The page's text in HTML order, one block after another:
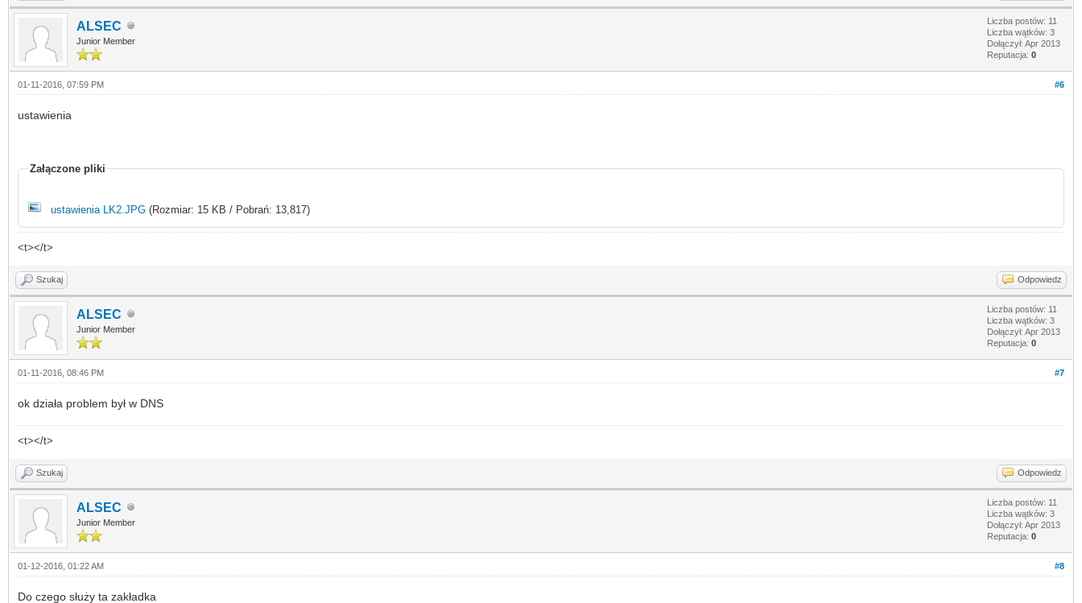
ALSEC
Junior Member
Liczba postów: 11
Liczba wątków: 3
Dołączył: Apr 2013
Reputacja: 0
#6
01-11-2016, 07:59 PM
ustawienia
Załączone pliki
ustawienia LK2.JPG (Rozmiar: 15 KB / Pobrań: 13,817)
<t></t>
Szukaj Odpowiedz
ALSEC
Junior Member
Liczba postów: 11
Liczba wątków: 3
Dołączył: Apr 2013
Reputacja: 0
#7
01-11-2016, 08:46 PM
ok działa problem był w DNS
<t></t>
Szukaj Odpowiedz
ALSEC
Junior Member
Liczba postów: 11
Liczba wątków: 3
Dołączył: Apr 2013
Reputacja: 0
#8
01-12-2016, 01:22 AM
Do czego służy ta zakładka